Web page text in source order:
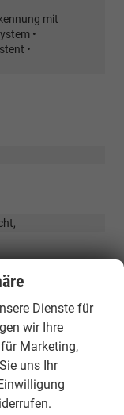
mit
•
•
sind unter
sich auf dt.
Dienste für
wir Ihre
Marketing,
uns Ihr